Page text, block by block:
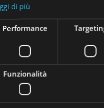
di più
Performance
Funzionalità